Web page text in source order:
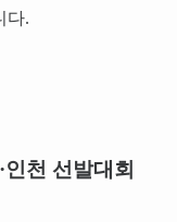
다.
천 선발대회